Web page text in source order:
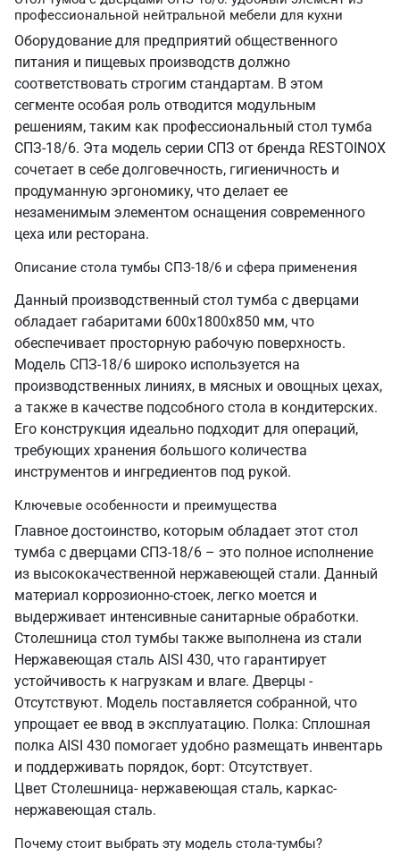
профессиональной нейтральной мебели для кухни
Оборудование для предприятий общественного
питания и пищевых производств должно
соответствовать строгим стандартам. В этом
сегменте особая роль отводится модульным
решениям, таким как профессиональный стол тумба
СПЗ-18/6. Эта модель серии СПЗ от бренда RESTOINOX
сочетает в себе долговечность, гигиеничность и
продуманную эргономику, что делает ее
незаменимым элементом оснащения современного
цеха или ресторана.
Описание стола тумбы СПЗ-18/6 и сфера применения
Данный производственный стол тумба с дверцами
обладает габаритами 600х1800х850 мм, что
обеспечивает просторную рабочую поверхность.
Модель СПЗ-18/6 широко используется на
производственных линиях, в мясных и овощных цехах,
а также в качестве подсобного стола в кондитерских.
Его конструкция идеально подходит для операций,
требующих хранения большого количества
инструментов и ингредиентов под рукой.
Ключевые особенности и преимущества
Главное достоинство, которым обладает этот стол
тумба с дверцами СПЗ-18/6 – это полное исполнение
из высококачественной нержавеющей стали. Данный
материал коррозионно-стоек, легко моется и
выдерживает интенсивные санитарные обработки.
Столешница стол тумбы также выполнена из стали
Нержавеющая сталь AISI 430, что гарантирует
устойчивость к нагрузкам и влаге. Дверцы -
Отсутствуют. Модель поставляется собранной, что
упрощает ее ввод в эксплуатацию. Полка: Сплошная
полка AISI 430 помогает удобно размещать инвентарь
и поддерживать порядок, борт: Отсутствует.
Цвет Столешница- нержавеющая сталь, каркас-
нержавеющая сталь.
Почему стоит выбрать эту модель стола-тумбы?